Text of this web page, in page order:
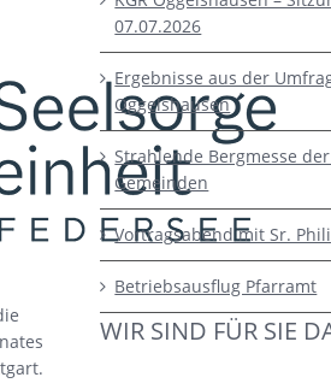
07.07.2026
Ergebnisse aus der
Oggelshausen
Strahlende Bergmesse
Gemeinden
Vortragsabend mit Sr.
Betriebsausflug Pfarramt
WIR SIND FÜR SIE